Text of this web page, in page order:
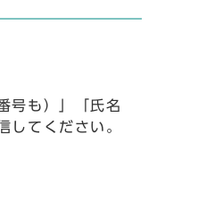
号も）」「氏名
してください。